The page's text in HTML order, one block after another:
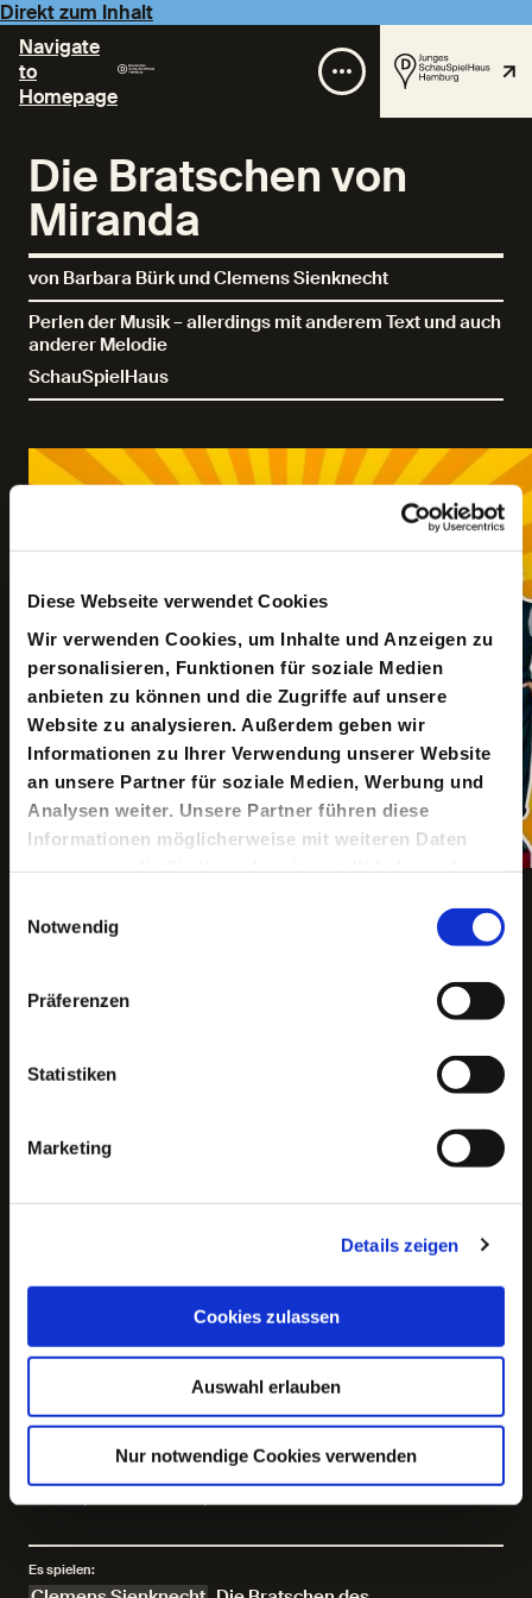
Diese Webseite verwendet Cookies
Wir verwenden Cookies, um Inhalte und Anzeigen zu
personalisieren, Funktionen für soziale Medien
anbieten zu können und die Zugriffe auf unsere
Website zu analysieren. Außerdem geben wir
Informationen zu Ihrer Verwendung unserer Website
an unsere Partner für soziale Medien, Werbung und
Analysen weiter. Unsere Partner führen diese
Informationen möglicherweise mit weiteren Daten
gesammelt haben.
Notwendig
Präferenzen
Statistiken
Marketing
Details zeigen
Cookies zulassen
Auswahl erlauben
Nur notwendige Cookies verwenden
Direkt zum Inhalt
Navigate
to
Homepage
Die Bratschen von
Miranda
von Barbara Bürk und Clemens Sienknecht
Perlen der Musik – allerdings mit anderem Text und auch
anderer Melodie
SchauSpielHaus
Keine aktuellen Termine
Lebenslust aus einem unbekannten Land zwischen
gestern und morgen. Lassen Sie sich in eine wahrhaft
mirandolesische Klänge zu einem ebenso
Erleben Sie ein kammertheatralisches Großkonzert mit
den Bratschen des Elbphilharmonischen Orchesters und
einer Rassel unter der Leitung des am Deutschen
SchauSpielHaus durch »Effi Briest … «, »Anna Karenina …
«, »Die Nibelungen ...« – allerdings mit anderem Text und
Leben, zu wahr, um schön zu sein« bekannten
Regiepaares Barbara Bürk und Clemens Sienknecht.
„Great!“ (Jimmy Fallon), „Abendunterhaltung mit
Es spielen: